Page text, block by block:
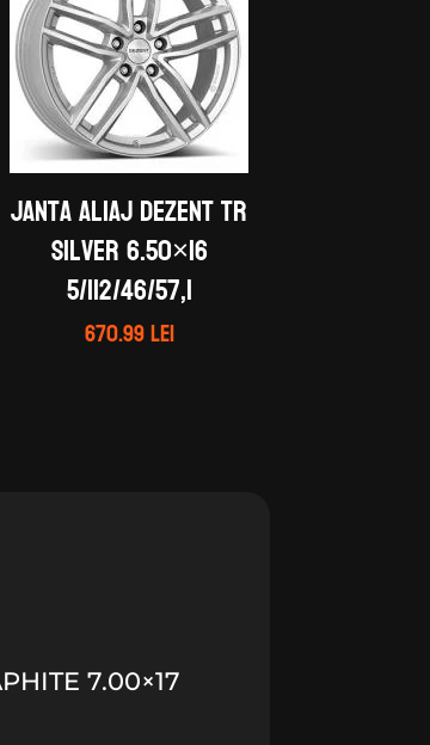
Janta aliaj DEZENT TR
silver 6.50×16
5/112/46/57,1
670.99lei
7.00×17